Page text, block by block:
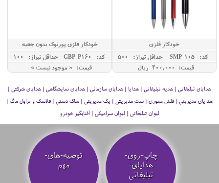
خودکار فلزی
کد: SMP-105
حداقل تيراژ: 500
قیمت: 400,000 ريال
خودکار فلزی پورتوک بدون جعبه
کد: GBP-P160
حداقل تيراژ: 100
قیمت: « موجود نیست »
هدایای تبلیغاتی | هدیه تبلیغاتی | هدایا | هدایای سازمانی | هدایای نمایشگاهی | هدایای شرکتی |
هدایای مدیریتی | فلش مموری | ست مدیریتی | پک مدیریتی | ساک دستی | فلاسک و تراول ماگ |
لیوان تبلیغاتی | لیوان سرامیکی | آفتابگیر خودرو
چاپ-روی-
هدایای-
تبلیغاتی
توصیه‌-های-
مهم